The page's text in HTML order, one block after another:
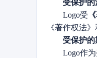
受保护的
Logo受
《著作权法
受保护的
Logo作